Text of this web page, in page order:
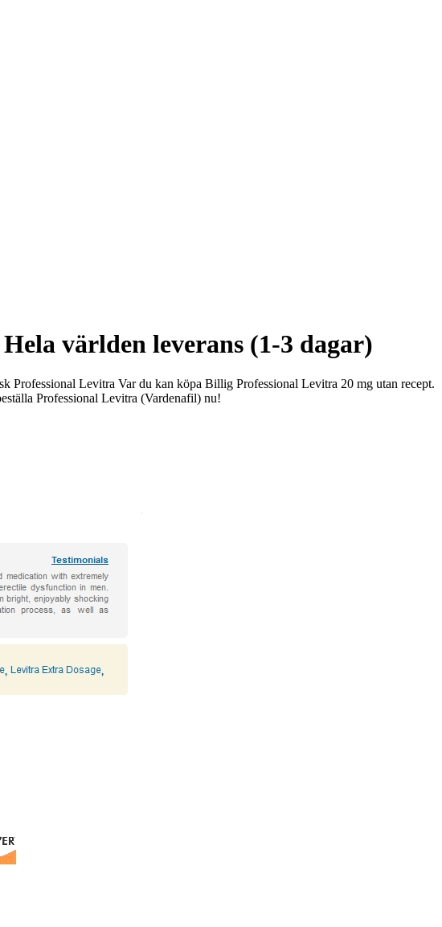
världen leverans (1-3 dagar)
Professional Levitra Var du kan köpa Billig Professional Levitra 20 mg utan recept.
Professional Levitra (Vardenafil) nu!